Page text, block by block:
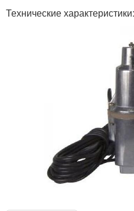
Технические характеристики: